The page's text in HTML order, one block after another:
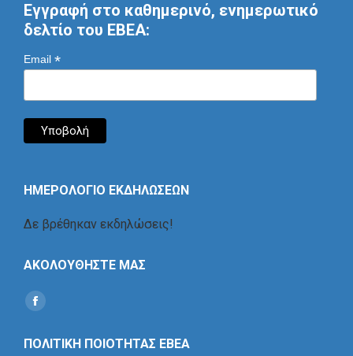
Εγγραφή στο καθημερινό, ενημερωτικό
δελτίο του ΕΒΕΑ:
Email *
ΗΜΕΡΟΛΟΓΙΟ ΕΚΔΗΛΩΣΕΩΝ
Δε βρέθηκαν εκδηλώσεις!
ΑΚΟΛΟΥΘΗΣΤΕ ΜΑΣ
Find us on:
Social
ΠΟΛΙΤΙΚΗ ΠΟΙΟΤΗΤΑΣ ΕΒΕΑ